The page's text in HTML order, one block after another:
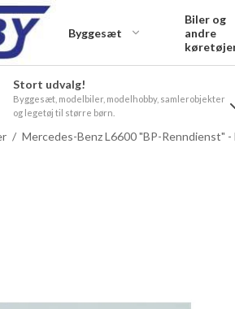
Byggesæt
Biler og
andre
Stort udvalg!
Byggesæt, modelbiler, modelhobby, samlerobjekter
og legetøj til større børn.
/ Mercedes-Benz L6600 "BP-Renndienst" -